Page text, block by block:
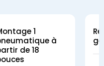
1
à
de 18